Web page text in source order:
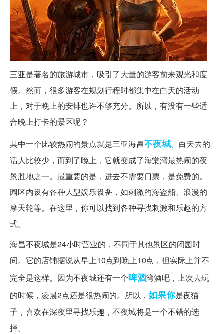
三亚是著名的旅游城市，吸引了大量的游客前来观光和度
假。然而，很多游客在规划行程时都集中在白天的活动
上，对于晚上的安排也许不够充分。所以，有没有一些适
合晚上打卡的景区呢？
其中一个比较热闹的景点就是三亚海昌不夜城。白天去的
话人比较少，而到了晚上，它就变成了海棠湾最热闹的夜
景胜地之一。最重要的是，进去不需要门票，是免费的。
园区内设有各种大型娱乐设备，如刺激的海盗船、浪漫的
摩天轮等。在这里，你可以找到各种寻找刺激和乐趣的方
式。
海昌不夜城是24小时营业的，不同于其他景区的闭园时
间。它的店铺据说从早上10点到晚上10点，但实际上并不
完全是这样。因为不夜城还有一个啤酒湾酒吧，上次去玩
的时候，凌晨2点还是很热闹的。所以， 如果你是夜猫
子，喜欢在深夜里寻找乐趣，不夜城将是一个不错的选
择。